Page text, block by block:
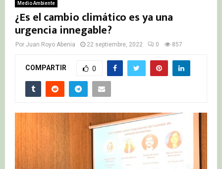
Medio Ambiente
¿Es el cambio climático es ya una
urgencia innegable?
Por Juan Royo Abenia 22 septiembre, 2022 0 857
COMPARTIR 0